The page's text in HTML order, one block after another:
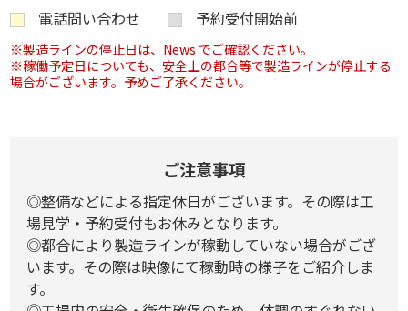
電話問い合わせ
予約受付開始前
※製造ラインの停止日は、News でご確認ください。
※稼働予定日についても、安全上の都合等で製造ラインが停止する
場合がございます。予めご了承ください。
ご注意事項
◎整備などによる指定休日がございます。その際は工
場見学・予約受付もお休みとなります。
◎都合により製造ラインが稼動していない場合がござ
います。その際は映像にて稼動時の様子をご紹介しま
す。